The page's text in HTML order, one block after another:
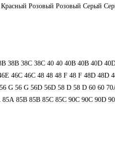
Красный Розовый Розовый Серый
38B 38С 38С 40 40 40B 40B 40D
46С 46С 48 48 48 F 48 F 48D 48D
56 G 56 G 56D 56D 58 D 58 D 60 60
85А 85В 85В 85С 85С 90C 90C 90D